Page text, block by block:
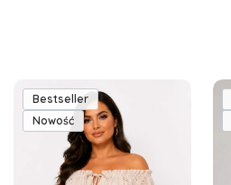
Bestseller
Nowość